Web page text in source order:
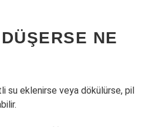
NE
su eklenirse veya dökülürse, pil